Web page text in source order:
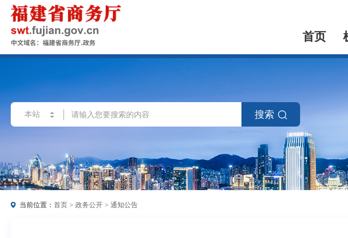
首页
搜索
当前位置： 首页 > 政务公开 > 通知公告